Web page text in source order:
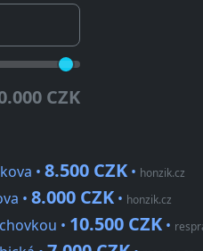
CZK
• 8.500 CZK • honzik.cz
• 8.000 CZK • honzik.cz
• 10.500 CZK •